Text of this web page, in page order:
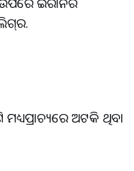
ଅଟକି ଥିବା